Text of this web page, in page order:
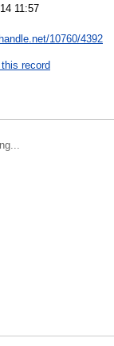
11:57
10760/4392
record